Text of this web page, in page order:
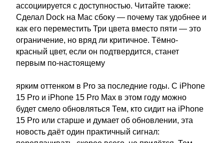
ассоциируется с доступностью. Читайте также:
Сделал Dock на Mac сбоку — почему так удобнее и
как его переместить Три цвета вместо пяти — это
ограничение, но вряд ли критичное. Тёмно-
красный цвет, если он подтвердится, станет
первым по-настоящему
ярким оттенком в Pro за последние годы. С iPhone
15 Pro и iPhone 15 Pro Max в этом году можно
будет смело обновляться Тем, кто сидит на iPhone
15 Pro или старше и думает об обновлении, эта
новость даёт один практичный сигнал: